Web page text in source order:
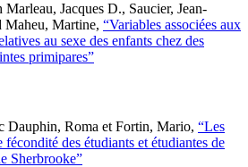
Jacques D., Saucier, Jean-
Maheu, Martine, “Variables associées aux
au sexe des enfants chez des
primipares”
Roma et Fortin, Mario, “Les
fécondité des étudiants et étudiantes de
Sherbrooke”